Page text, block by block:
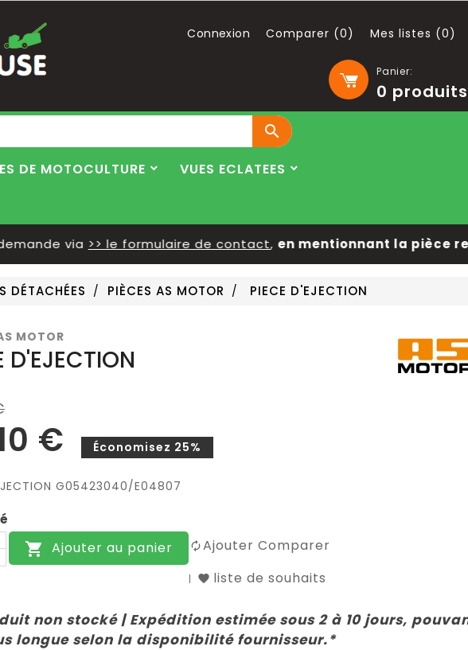
Panier:
0 produits
Connexion Comparer (0) Mes listes (0)
Blog

DE MOTOCULTURE
VUES ECLATEES
via >> le formulaire de contact,en mentionnant la pièce
DÉTACHÉES PIÈCES AS MOTOR PIECE D'EJECTION
MOTOR
D'EJECTION
€
Économisez 25%
G05423040/E04807
 Ajouter au panier
Ajouter Comparer
liste de souhaits
non stocké | Expédition estimée sous 2 à 10 jours,
longue selon la disponibilité fournisseur.*